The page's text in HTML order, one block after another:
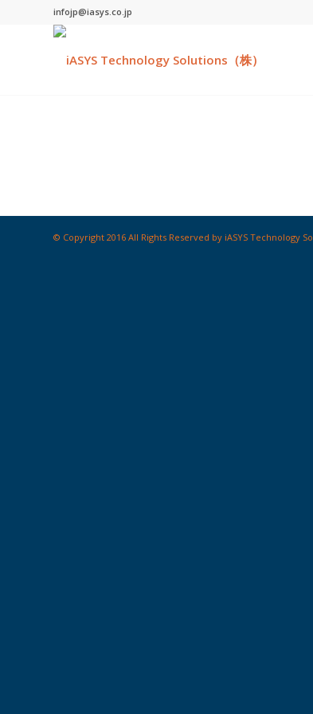
infojp@iasys.co.jp
© Copyright 2016 All Rights Reserved by iASYS Technology